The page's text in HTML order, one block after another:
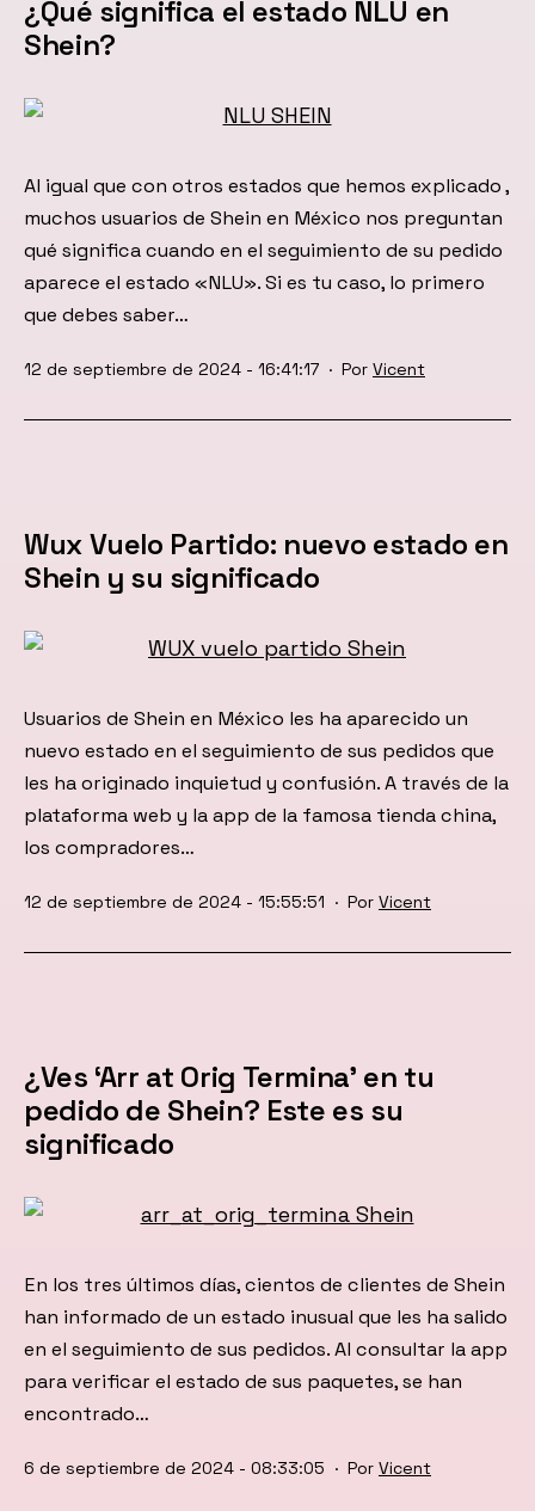
¿Qué significa el estado NLU en
Shein?
Al igual que con otros estados que hemos explicado ,
muchos usuarios de Shein en México nos preguntan
qué significa cuando en el seguimiento de su pedido
aparece el estado «NLU». Si es tu caso, lo primero
que debes saber…
Publicada
12 de septiembre de 2024 - 16:41:17 Por Vicent
Wux Vuelo Partido: nuevo estado en
Shein y su significado
Usuarios de Shein en México les ha aparecido un
nuevo estado en el seguimiento de sus pedidos que
les ha originado inquietud y confusión. A través de la
plataforma web y la app de la famosa tienda china,
los compradores…
Publicada
12 de septiembre de 2024 - 15:55:51 Por Vicent
¿Ves ‘Arr at Orig Termina’ en tu
pedido de Shein? Este es su
significado
En los tres últimos días, cientos de clientes de Shein
han informado de un estado inusual que les ha salido
en el seguimiento de sus pedidos. Al consultar la app
para verificar el estado de sus paquetes, se han
encontrado…
Publicada
6 de septiembre de 2024 - 08:33:05 Por Vicent